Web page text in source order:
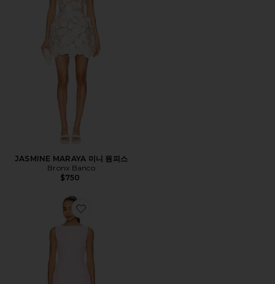
JASMINE MARAYA 미니 원피스
Bronx Banco
$750
Favorite BANCO 원피스